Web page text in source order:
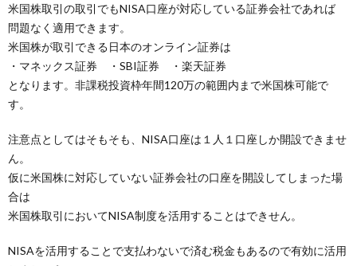
米国株取引の取引でもNISA口座が対応している証券会社であれば
問題なく適用できます。
米国株が取引できる日本のオンライン証券は
・マネックス証券 ・SBI証券 ・楽天証券
となります。非課税投資枠年間120万の範囲内まで米国株可能で
す。
注意点としてはそもそも、NISA口座は１人１口座しか開設できませ
ん。
仮に米国株に対応していない証券会社の口座を開設してしまった場
合は
米国株取引においてNISA制度を活用することはできせん。
NISAを活用することで支払わないで済む税金もあるので有効に活用